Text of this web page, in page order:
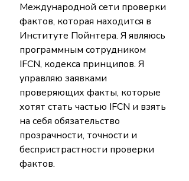
Международной сети проверки
фактов, которая находится в
Институте Пойнтера. Я являюсь
программным сотрудником
IFCN, кодекса принципов. Я
управляю заявками
проверяющих факты, которые
хотят стать частью IFCN и взять
на себя обязательство
прозрачности, точности и
беспристрастности проверки
фактов.